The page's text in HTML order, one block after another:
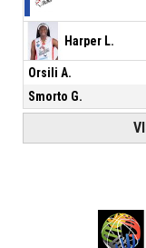
Harper L.
Orsili A.
Smorto G.